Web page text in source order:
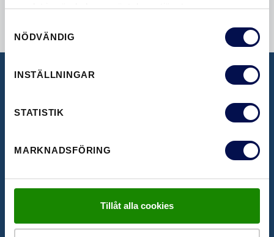
samlat in när du har använt deras tjänster.
NÖDVÄNDIG
INSTÄLLNINGAR
STATISTIK
MARKNADSFÖRING
Tillåt alla cookies
Här kan du se våra inspirerande broschyrer